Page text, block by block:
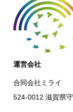
運営会社
合同会社ミライ
524-0012 滋賀県